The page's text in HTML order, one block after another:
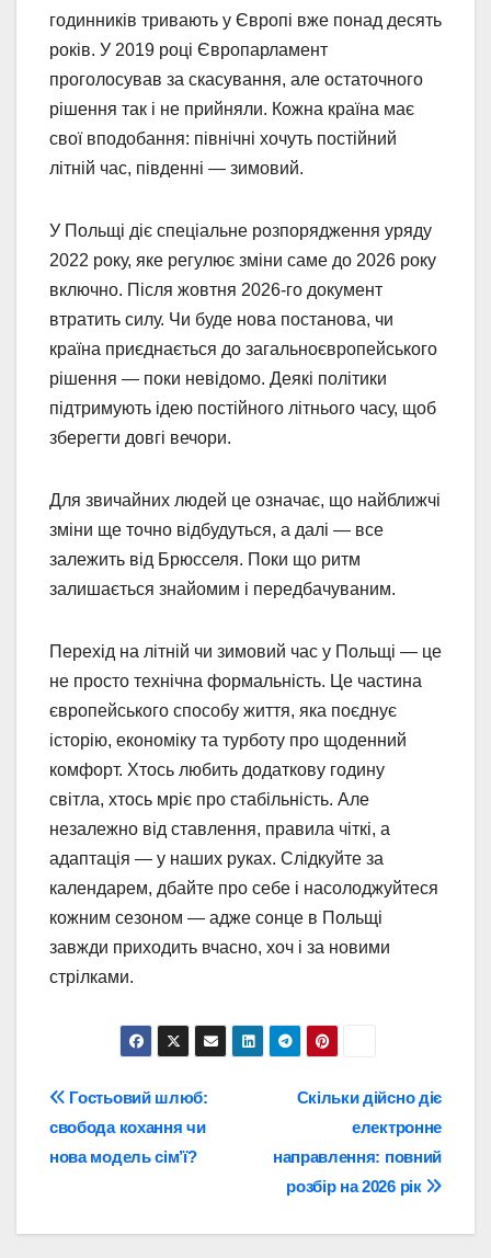
годинників тривають у Європі вже понад десять
років. У 2019 році Європарламент
проголосував за скасування, але остаточного
рішення так і не прийняли. Кожна країна має
свої вподобання: північні хочуть постійний
літній час, південні — зимовий.
У Польщі діє спеціальне розпорядження уряду
2022 року, яке регулює зміни саме до 2026 року
включно. Після жовтня 2026-го документ
втратить силу. Чи буде нова постанова, чи
країна приєднається до загальноєвропейського
рішення — поки невідомо. Деякі політики
підтримують ідею постійного літнього часу, щоб
зберегти довгі вечори.
Для звичайних людей це означає, що найближчі
зміни ще точно відбудуться, а далі — все
залежить від Брюсселя. Поки що ритм
залишається знайомим і передбачуваним.
Перехід на літній чи зимовий час у Польщі — це
не просто технічна формальність. Це частина
європейського способу життя, яка поєднує
історію, економіку та турботу про щоденний
комфорт. Хтось любить додаткову годину
світла, хтось мріє про стабільність. Але
незалежно від ставлення, правила чіткі, а
адаптація — у наших руках. Слідкуйте за
календарем, дбайте про себе і насолоджуйтеся
кожним сезоном — адже сонце в Польщі
завжди приходить вчасно, хоч і за новими
стрілками.
Навігація
записів
Скільки дійсно діє
електронне
направлення: повний
розбір на 2026 рік
Гостьовий шлюб:
свобода кохання чи
нова модель сім’ї?